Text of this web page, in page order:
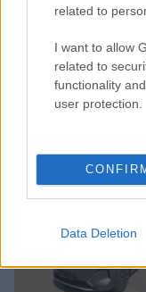
related to
I want to allow
related to
functionality
user protection.
Data Deletion
#FERENCVÁROS
Autópiac
Geely Starray Em-i